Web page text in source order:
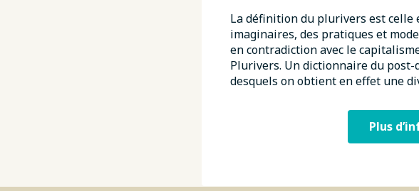
La définition du plurivers est celle
imaginaires, des pratiques et
en contradiction avec le
Plurivers. Un dictionnaire du
desquels on obtient en effet une
Plus